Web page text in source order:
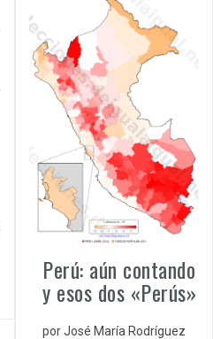
Perú: aún contando
y esos dos «Perús»
por José María Rodríguez